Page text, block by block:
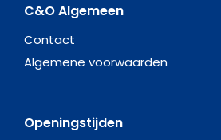
C&O Algemeen
Contact
Algemene voorwaarden
Openingstijden